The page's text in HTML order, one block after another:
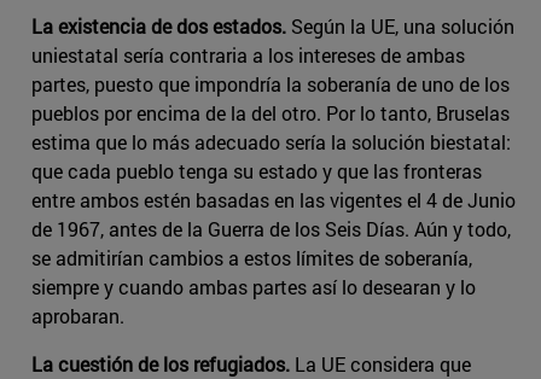
La existencia de dos estados. Según la UE, una solución
uniestatal sería contraria a los intereses de ambas
partes, puesto que impondría la soberanía de uno de los
pueblos por encima de la del otro. Por lo tanto, Bruselas
estima que lo más adecuado sería la solución biestatal:
que cada pueblo tenga su estado y que las fronteras
entre ambos estén basadas en las vigentes el 4 de Junio
de 1967, antes de la Guerra de los Seis Días. Aún y todo,
se admitirían cambios a estos límites de soberanía,
siempre y cuando ambas partes así lo desearan y lo
aprobaran.
La cuestión de los refugiados. La UE considera que